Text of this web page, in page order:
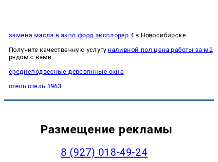
замена масла в акпп форд эксплорер 4 в Новосибирске
Получите качественную услугу наливной пол цена работы за м2
рядом с вами
среднеподвесные деревянные окна
отель отель 1963
Размещение рекламы
8 (927) 018-49-24